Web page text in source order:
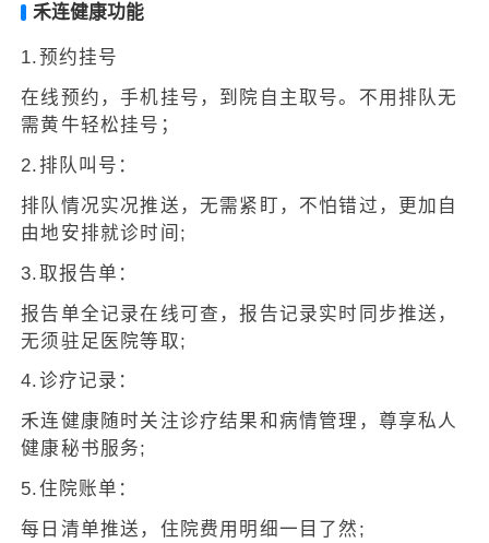
禾连健康功能
1.预约挂号
在线预约，手机挂号，到院自主取号。不用排队无
需黄牛轻松挂号；
2.排队叫号：
排队情况实况推送，无需紧盯，不怕错过，更加自
由地安排就诊时间;
3.取报告单：
报告单全记录在线可查，报告记录实时同步推送，
无须驻足医院等取;
4.诊疗记录：
禾连健康随时关注诊疗结果和病情管理，尊享私人
健康秘书服务;
5.住院账单：
每日清单推送，住院费用明细一目了然;